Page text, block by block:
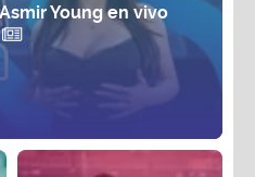
Young en vivo